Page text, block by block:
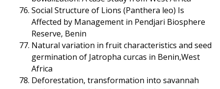
Social Structure of Lions (Panthera leo) Is
Affected by Management in Pendjari Biosphere
Reserve, Benin
Natural variation in fruit characteristics and seed
germination of Jatropha curcas in Benin,West
Africa
Deforestation, transformation into savannah